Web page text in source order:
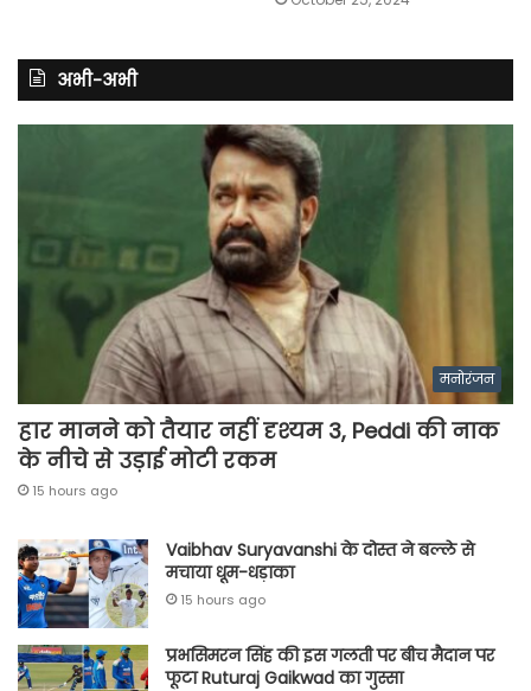
अभी-अभी
मनोरंजन
हार मानने को तैयार नहीं दृश्यम 3, Peddi की नाक
के नीचे से उड़ाई मोटी रकम
15 hours ago
Vaibhav Suryavanshi के दोस्त ने बल्ले से
मचाया धूम-धड़ाका
15 hours ago
प्रभसिमरन सिंह की इस गलती पर बीच मैदान पर
फूटा Ruturaj Gaikwad का गुस्सा